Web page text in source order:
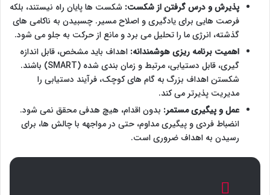
پذیرش و درس گرفتن از شکست: شکست ها پایان راه نیستند، بلکه
فرصت هایی برای یادگیری و اصلاح مسیر. چسبیدن به ناکامی های
گذشته، انرژی ما را تحلیل می برد و مانع از حرکت به جلو می شود.
اهمیت برنامه ریزی هوشمندانه: اهداف باید مشخص، قابل اندازه
گیری، قابل دستیابی، مرتبط و زمان بندی شده (SMART) باشند.
شکستن اهداف بزرگ به گام های کوچک، فرآیند دستیابی را
مدیریت پذیرتر می کند.
عمل و پیگیری مستمر: بدون اقدام، هیچ هدفی محقق نمی شود.
انضباط فردی و پیگیری مداوم، حتی در مواجهه با چالش ها، برای
رسیدن به اهداف ضروری است.